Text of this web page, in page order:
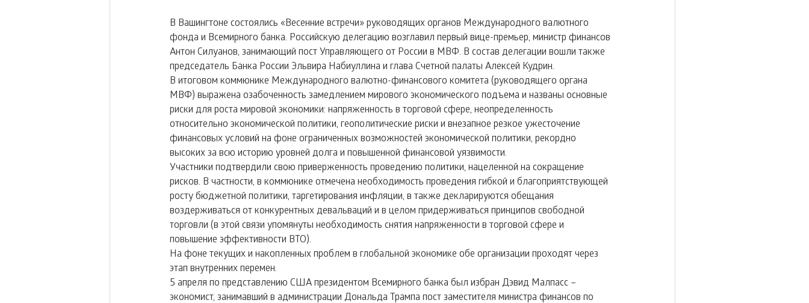
В Вашингтоне состоялись «Весенние встречи» руководящих органов Международного валютного
фонда и Всемирного банка. Российскую делегацию возглавил первый вице-премьер, министр финансов
Антон Силуанов, занимающий пост Управляющего от России в МВФ. В состав делегации вошли также
председатель Банка России Эльвира Набиуллина и глава Счетной палаты Алексей Кудрин.
В итоговом коммюнике Международного валютно-финансового комитета (руководящего органа
МВФ) выражена озабоченность замедлением мирового экономического подъема и названы основные
риски для роста мировой экономики: напряженность в торговой сфере, неопределенность
относительно экономической политики, геополитические риски и внезапное резкое ужесточение
финансовых условий на фоне ограниченных возможностей экономической политики, рекордно
высоких за всю историю уровней долга и повышенной финансовой уязвимости.
Участники подтвердили свою приверженность проведению политики, нацеленной на сокращение
рисков. В частности, в коммюнике отмечена необходимость проведения гибкой и благоприятствующей
росту бюджетной политики, таргетирования инфляции, в также декларируются обещания
воздерживаться от конкурентных девальваций и в целом придерживаться принципов свободной
торговли (в этой связи упомянуты необходимость снятия напряженности в торговой сфере и
повышение эффективности ВТО).
На фоне текущих и накопленных проблем в глобальной экономике обе организации проходят через
этап внутренних перемен.
5 апреля по представлению США президентом Всемирного банка был избран Дэвид Малпасс –
экономист, занимавший в администрации Дональда Трампа пост заместителя министра финансов по